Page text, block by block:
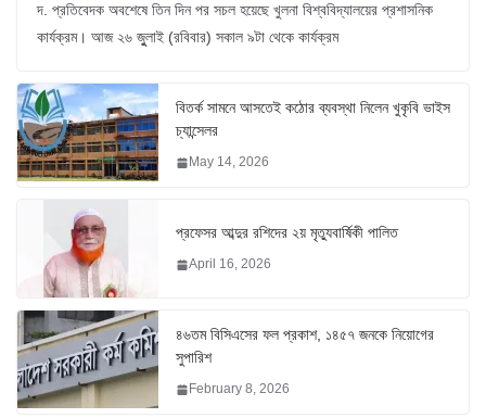
দ. প্রতিবেদক অবশেষে তিন দিন পর সচল হয়েছে খুলনা বিশ্ববিদ্যালয়ের প্রশাসনিক
কার্যক্রম। আজ ২৬ জুুলাই (রবিবার) সকাল ৯টা থেকে কার্যক্রম
বিতর্ক সামনে আসতেই কঠোর ব্যবস্থা নিলেন খুকৃবি ভাইস
চ্যান্সেলর
May 14, 2026
প্রফেসর আব্দুর রশিদের ২য় মৃত্যুবার্ষিকী পালিত
April 16, 2026
৪৬তম বিসিএসের ফল প্রকাশ, ১৪৫৭ জনকে নিয়োগের
সুপারিশ
February 8, 2026